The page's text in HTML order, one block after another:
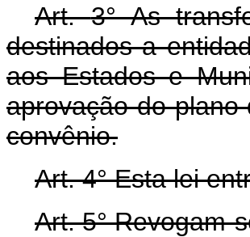
Art. 3° As
destinados a
aos Estados e
aprovação do plano
convênio.
Art. 4° Esta lei
Art. 5° Revogam-